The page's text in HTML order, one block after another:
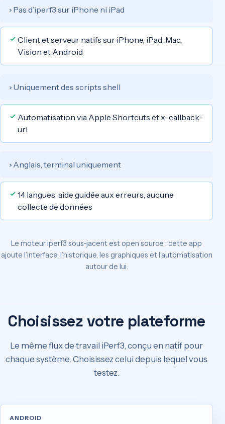
› Pas d’iperf3 sur iPhone ni iPad
Client et serveur natifs sur iPhone, iPad, Mac,
Vision et Android
› Uniquement des scripts shell
Automatisation via Apple Shortcuts et x-callback-
url
› Anglais, terminal uniquement
14 langues, aide guidée aux erreurs, aucune
collecte de données
Le moteur iperf3 sous-jacent est open source ; cette app
ajoute l’interface, l’historique, les graphiques et l’automatisation
autour de lui.
Choisissez votre plateforme
Le même flux de travail iPerf3, conçu en natif pour
chaque système. Choisissez celui depuis lequel vous
testez.
ANDROID